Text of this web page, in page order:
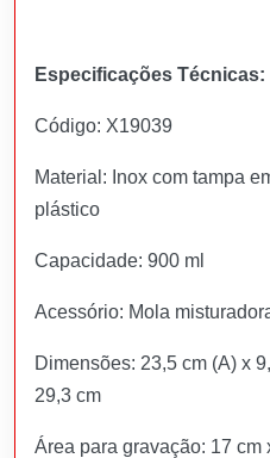
Especificações Técnicas:
Código: X19039
Material: Inox com tampa
plástico
Capacidade: 900 ml
Acessório: Mola
Dimensões: 23,5 cm (A) x
29,3 cm
Área para gravação: 17 cm